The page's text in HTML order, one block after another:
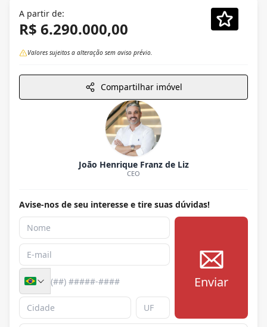
A partir de:
R$ 6.290.000,00
Valores sujeitos a alteração sem aviso prévio.
Compartilhar imóvel
João Henrique Franz de Liz
CEO
Avise-nos de seu interesse e tire suas dúvidas!
Enviar